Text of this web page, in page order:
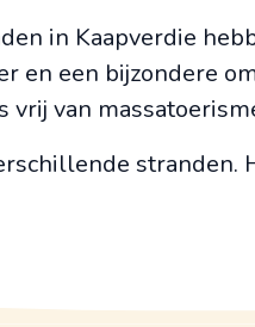
in Kaapverdie
en een bijzondere
vrij van
stranden.